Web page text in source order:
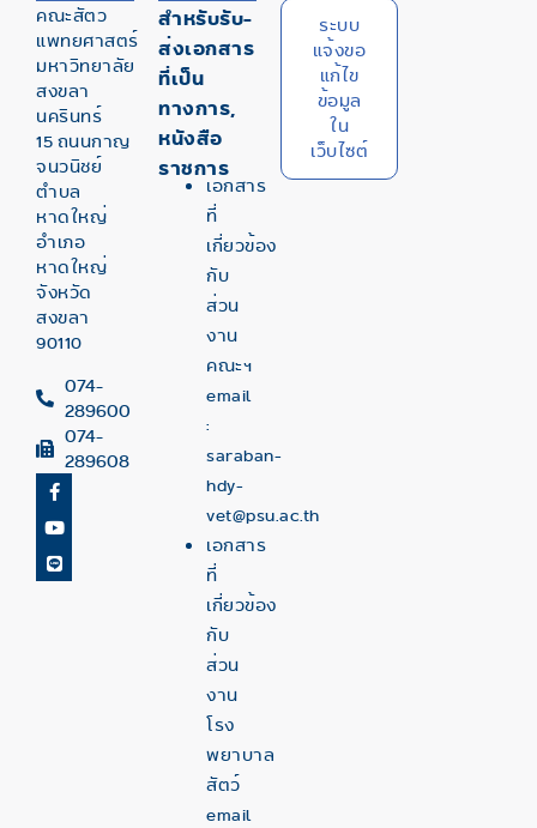
คณะสัตว
แพทยศาสตร์
มหาวิทยาลัย
สงขลา
นครินทร์
15 ถนนกาญ
จนวนิชย์
ตำบล
หาดใหญ่
อำเภอ
หาดใหญ่
จังหวัด
สงขลา
90110
074-
289600
074-
289608
สำหรับรับ-
ส่งเอกสาร
ที่เป็น
ทางการ,
หนังสือ
ราชการ
เอกสาร
ที่
เกี่ยวข้อง
กับ
ส่วน
งาน
คณะฯ
email
:
saraban-
hdy-
vet@psu.ac.th
เอกสาร
ที่
เกี่ยวข้อง
กับ
ส่วน
งาน
โรง
พยาบาล
สัตว์
email
ระบบ
แจ้งขอ
แก้ไข
ข้อมูล
ใน
เว็บไซต์